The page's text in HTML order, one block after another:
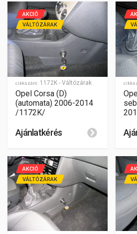
cikkszám: 1172K - Váltózárak
AKCIÓ
VÁLTÓZÁRAK
Opel Corsa (D)
(automata) 2006-2014
/1172K/
Ajánlatkérés
AKCIÓ
VÁLTÓZÁRAK